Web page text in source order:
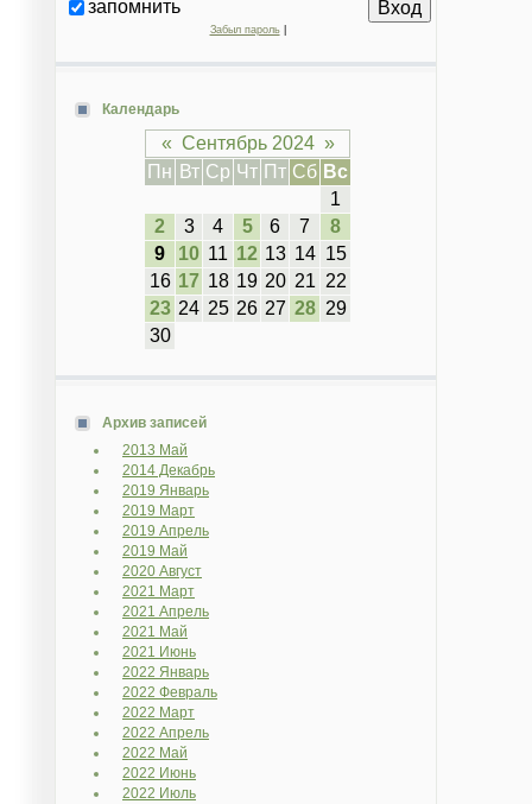
запомнить
Забыл пароль|
Календарь
« Сентябрь 2024 »
Пн Вт Ср Чт Пт Сб Вс
1
2
3 4 5 6 7
8
9
10 11 12 13 14 15
16 17 18 19 20 21 22
23 24 25 26 27 28 29
30
Архив записей
2013 Май
2014 Декабрь
2019 Январь
2019 Март
2019 Апрель
2019 Май
2020 Август
2021 Март
2021 Апрель
2021 Май
2021 Июнь
2022 Январь
2022 Февраль
2022 Март
2022 Апрель
2022 Май
2022 Июнь
2022 Июль